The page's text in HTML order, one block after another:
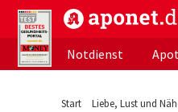
aponet.de - Das
Notdienst
Start Liebe, Lust und